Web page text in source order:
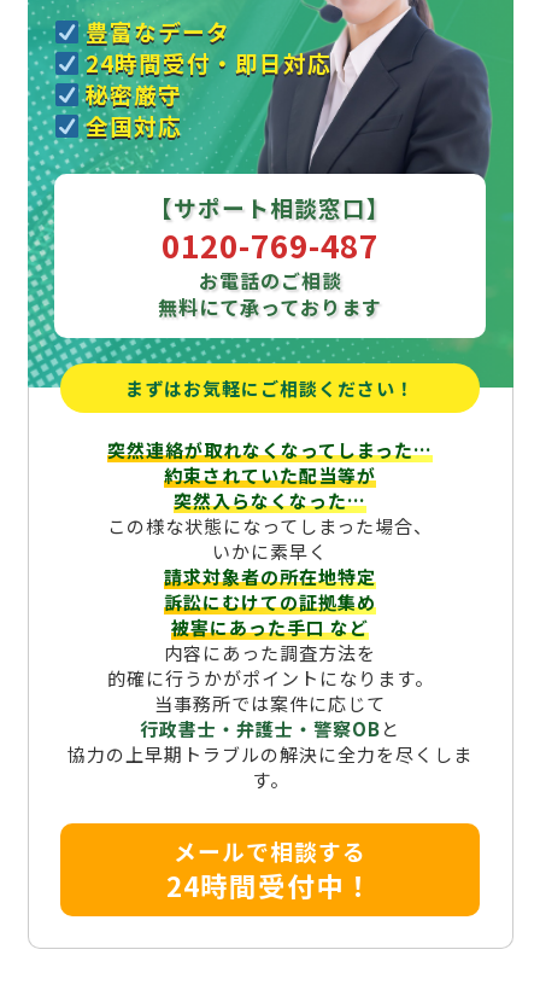
豊富なデータ
24時間受付・即日対応
秘密厳守
全国対応
【サポート相談窓口】
0120-769-487
お電話のご相談
無料にて承っております
まずはお気軽にご相談ください！
突然連絡が取れなくなってしまった…
約束されていた配当等が
突然入らなくなった…
この様な状態になってしまった場合、
いかに素早く
請求対象者の所在地特定
訴訟にむけての証拠集め
被害にあった手口など
内容にあった調査方法を
的確に行うかがポイントになります。
当事務所では案件に応じて
行政書士・弁護士・警察OBと
協力の上早期トラブルの解決に全力を尽くしま
す。
メールで相談する
24時間受付中！